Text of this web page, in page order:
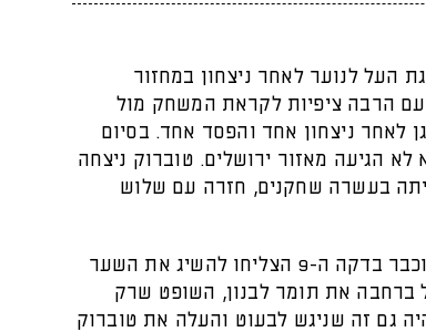
הגיעה למחזור ה-3 בליגת העל לנוער לאחר ניצחון במחזור
הרבה ציפיות לקראת המשחק מול
לאחר ניצחון אחד והפסד אחד. בסיום
הגיעה מאזור ירושלים. טוברוק ניצחה
בעשרה שחקנים, חזרה עם שלוש
המשחק נפתח עם לחץ של הנתנייתים וכבר בדקה ה-9 הצליחו להשיג את השער
ברחבה את תומר לבנון, השופט שרק
גם זה שניגש לבעוט והעלה את טוברוק